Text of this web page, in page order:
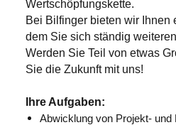
Wertschöpfungskette.
Bei Bilfinger bieten wir Ihnen
dem Sie sich ständig
Werden Sie Teil von etwas
Sie die Zukunft mit uns!
Ihre Aufgaben:
Abwicklung von Projekt- und